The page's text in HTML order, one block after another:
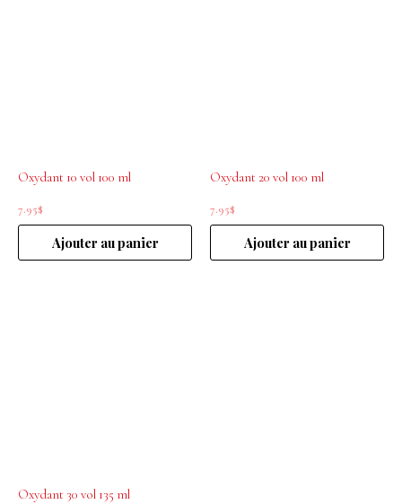
Oxydant 10 vol 100 ml
7.95$
Ajouter au panier
Oxydant 20 vol 100 ml
7.95$
Ajouter au panier
Oxydant 30 vol 135 ml